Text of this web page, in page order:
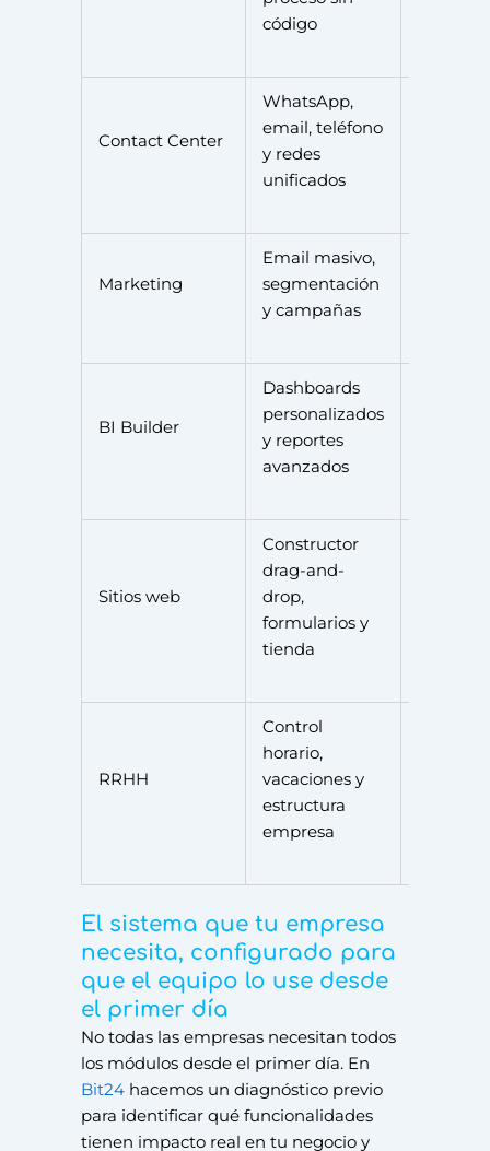
código
Contact Center
WhatsApp,
email, teléfono
y redes
unificados
Marketing
Email masivo,
segmentación
y campañas
BI Builder
Dashboards
personalizados
y reportes
avanzados
Sitios web
Constructor
drag-and-
drop,
formularios y
tienda
RRHH
Control
horario,
vacaciones y
estructura
empresa
El sistema que tu empresa
necesita, configurado para
que el equipo lo use desde
el primer día
No todas las empresas necesitan todos
los módulos desde el primer día. En
Bit24 hacemos un diagnóstico previo
para identificar qué funcionalidades
tienen impacto real en tu negocio y